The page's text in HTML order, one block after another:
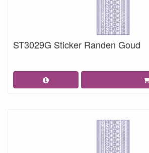
ST3029G Sticker Randen Goud